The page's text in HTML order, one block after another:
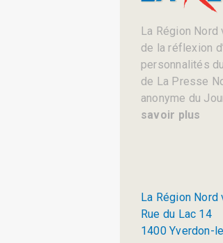
La Région
de la réflexion
personnalités
de La Presse
anonyme du
savoir plus
La Région Nord
Rue du Lac 14
1400 Yverdon-